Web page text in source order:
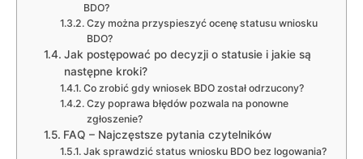
BDO?
Czy można przyspieszyć ocenę statusu wniosku
BDO?
Jak postępować po decyzji o statusie i jakie są
następne kroki?
Co zrobić gdy wniosek BDO został odrzucony?
Czy poprawa błędów pozwala na ponowne
zgłoszenie?
FAQ – Najczęstsze pytania czytelników
Jak sprawdzić status wniosku BDO bez logowania?